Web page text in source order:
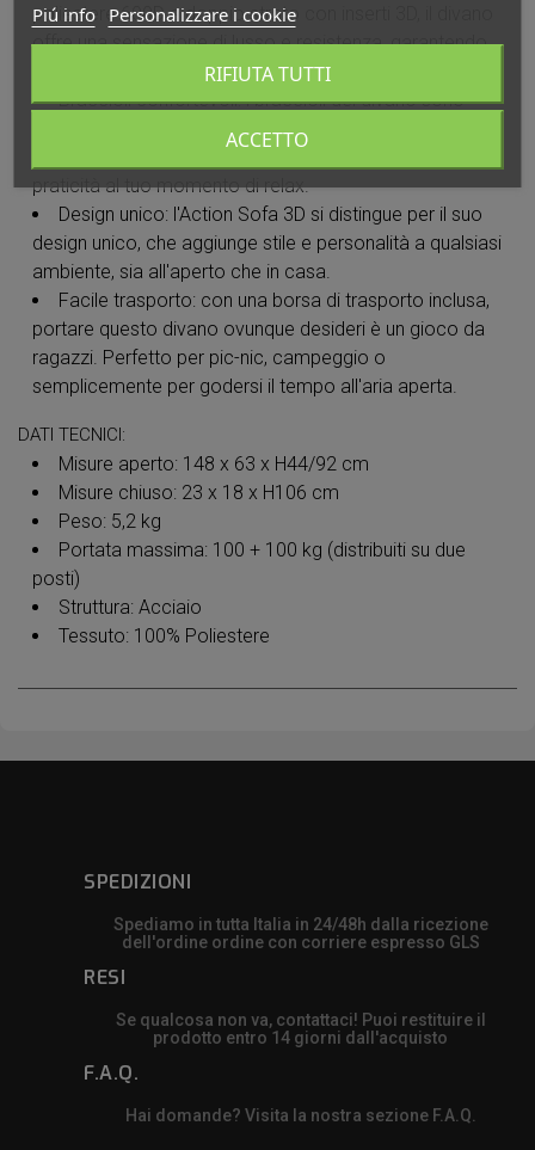
poliestere 600D a doppio strato con inserti 3D, il divano
offre una sensazione di lusso e resistenza, garantendo
Braccioli confortevoli: i braccioli del divano sono
progettati per offrire il massimo comfort, completi di
praticità al tuo momento di relax.
Design unico: l'Action Sofa 3D si distingue per il suo
design unico, che aggiunge stile e personalità a qualsiasi
ambiente, sia all'aperto che in casa.
Facile trasporto: con una borsa di trasporto inclusa,
portare questo divano ovunque desideri è un gioco da
ragazzi. Perfetto per pic-nic, campeggio o
semplicemente per godersi il tempo all'aria aperta.
DATI TECNICI:
Misure aperto: 148 x 63 x H44/92 cm
Misure chiuso: 23 x 18 x H106 cm
Peso: 5,2 kg
Portata massima: 100 + 100 kg (distribuiti su due
posti)
Struttura: Acciaio
Tessuto: 100% Poliestere
SPEDIZIONI
Spediamo in tutta Italia in 24/48h dalla ricezione
dell'ordine ordine con corriere espresso GLS
RESI
Se qualcosa non va, contattaci! Puoi restituire il
prodotto entro 14 giorni dall'acquisto
F.A.Q.
Hai domande? Visita la nostra sezione F.A.Q.
Piú info Personalizzare i cookie
RIFIUTA TUTTI
ACCETTO